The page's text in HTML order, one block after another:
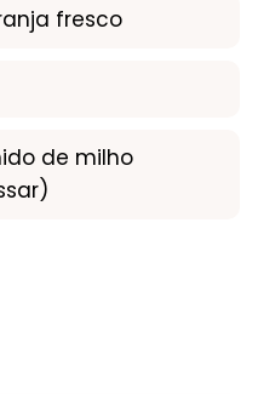
fresco
de milho